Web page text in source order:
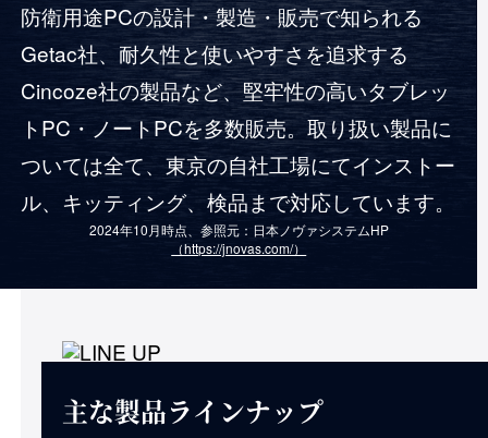
防衛用途PCの設計・製造・販売で知られる
Getac社、耐久性と使いやすさを追求する
Cincoze社の製品など、堅牢性の高いタブレッ
トPC・ノートPCを多数販売。取り扱い製品に
ついては全て、東京の自社工場にてインストー
ル、キッティング、検品まで対応しています。
2024年10月時点、参照元：日本ノヴァシステムHP
（https://jnovas.com/）
主な製品ラインナップ